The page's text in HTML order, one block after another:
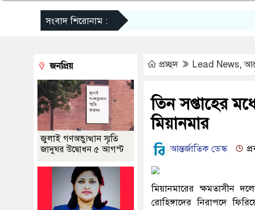
সংবাদ শিরোনাম :
প্রচ্ছদ Lead News,
তিন সপ্তাহের
মিয়ানমার
আন্তর্জাতিক ডেস্ক
মিয়ানমারের ক্ষমতাসীন
রোহিঙ্গাদের নিরাপদে
জনপ্রিয়
জুলাই গণঅভ্যুত্থান স্মৃতি
জাদুঘর উদ্বোধন ৫ আগস্ট